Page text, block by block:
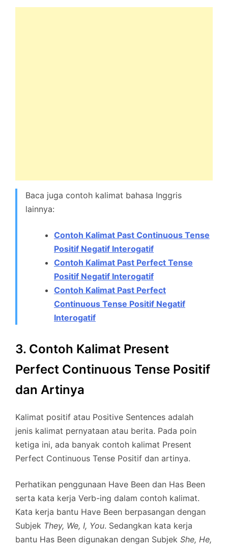
Baca juga contoh kalimat bahasa Inggris
lainnya:
Contoh Kalimat Past Continuous Tense
Positif Negatif Interogatif
Contoh Kalimat Past Perfect Tense
Positif Negatif Interogatif
Contoh Kalimat Past Perfect
Continuous Tense Positif Negatif
Interogatif
3. Contoh Kalimat Present
Perfect Continuous Tense Positif
dan Artinya
Kalimat positif atau Positive Sentences adalah
jenis kalimat pernyataan atau berita. Pada poin
ketiga ini, ada banyak contoh kalimat Present
Perfect Continuous Tense Positif dan artinya.
Perhatikan penggunaan Have Been dan Has Been
serta kata kerja Verb-ing dalam contoh kalimat.
Kata kerja bantu Have Been berpasangan dengan
Subjek They, We, I, You. Sedangkan kata kerja
bantu Has Been digunakan dengan Subjek She, He,